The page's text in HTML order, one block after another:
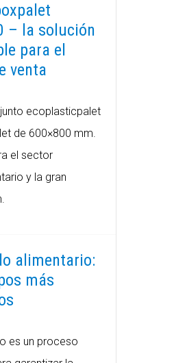
– la solución
para el
venta
ecoplasticpalet
de 600×800 mm.
el sector
y la gran
alimentario:
más
es un proceso